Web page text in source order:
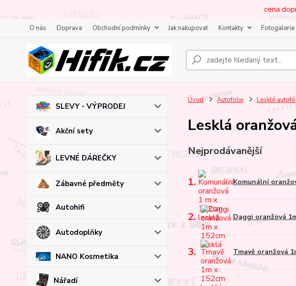
cena
O nás Doprava Obchodní podmínky Jak nakupovat Kontakty Fotogalerie
SLEVY - VÝPRODEJ
Akční sety
LEVNÉ DÁREČKY
Zábavné předměty
Autohifi
Autodoplňky
NANO Kosmetika
Nářadí
Úvod Autofolie Lesklé
Lesklá
Nejprodávanější
1. Komunální
2. Daggi oranžová
3. Tmavě oranžová